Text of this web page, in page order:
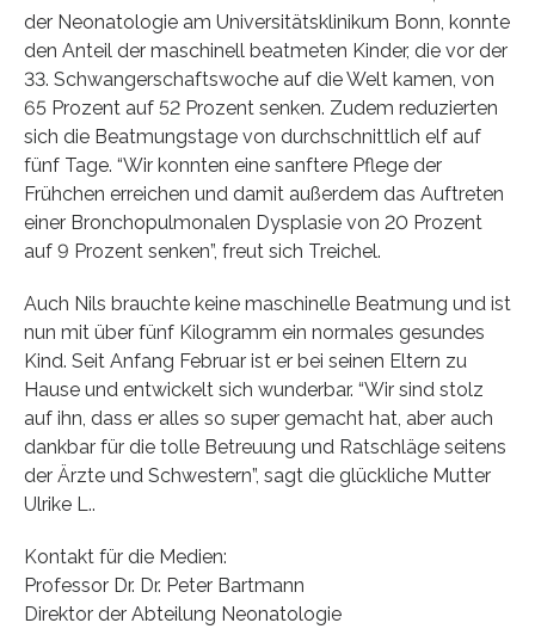
der Neonatologie am Universitätsklinikum Bonn, konnte
den Anteil der maschinell beatmeten Kinder, die vor der
33. Schwangerschaftswoche auf die Welt kamen, von
65 Prozent auf 52 Prozent senken. Zudem reduzierten
sich die Beatmungstage von durchschnittlich elf auf
fünf Tage. “Wir konnten eine sanftere Pflege der
Frühchen erreichen und damit außerdem das Auftreten
einer Bronchopulmonalen Dysplasie von 20 Prozent
auf 9 Prozent senken”, freut sich Treichel.
Auch Nils brauchte keine maschinelle Beatmung und ist
nun mit über fünf Kilogramm ein normales gesundes
Kind. Seit Anfang Februar ist er bei seinen Eltern zu
Hause und entwickelt sich wunderbar. “Wir sind stolz
auf ihn, dass er alles so super gemacht hat, aber auch
dankbar für die tolle Betreuung und Ratschläge seitens
der Ärzte und Schwestern”, sagt die glückliche Mutter
Ulrike L..
Kontakt für die Medien:
Professor Dr. Dr. Peter Bartmann
Direktor der Abteilung Neonatologie